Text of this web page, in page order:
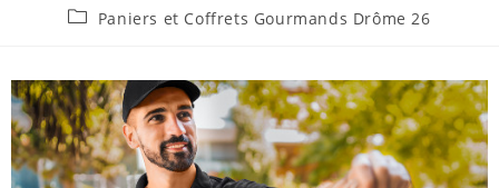
Paniers et Coffrets Gourmands Drôme 26